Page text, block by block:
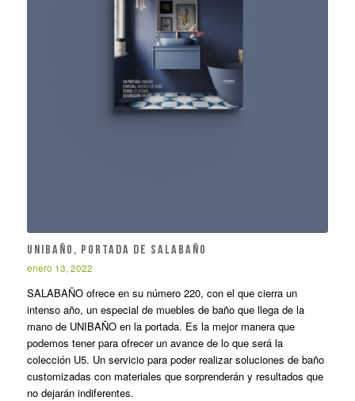
UNIBAÑO, PORTADA DE SALABAÑO
enero 13, 2022
SALABAÑO ofrece en su número 220, con el que cierra un
intenso año, un especial de muebles de baño que llega de la
mano de UNIBAÑO en la portada. Es la mejor manera que
podemos tener para ofrecer un avance de lo que será la
colección U5. Un servicio para poder realizar soluciones de baño
customizadas con materiales que sorprenderán y resultados que
no dejarán indiferentes.